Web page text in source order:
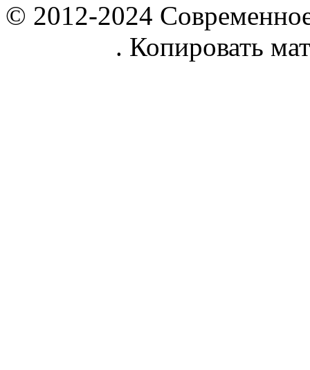
© 2012-2024
. Копировать